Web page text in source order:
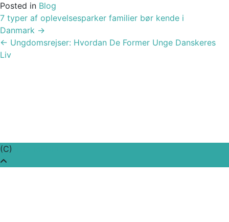
Posted in Blog
Post
navigation
7 typer af oplevelsesparker familier bør kende i
Danmark →
← Ungdomsrejser: Hvordan De Former Unge Danskeres
Liv
(C)